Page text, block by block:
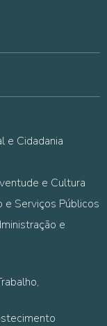
e Cidadania
e Cultura
e Serviços Públicos
e